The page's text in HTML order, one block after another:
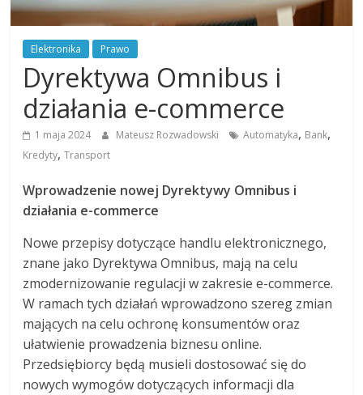
Elektronika Prawo
Dyrektywa Omnibus i
działania e-commerce
1 maja 2024 Mateusz Rozwadowski Automatyka, Bank,
Kredyty,Transport
Wprowadzenie nowej Dyrektywy Omnibus i
działania e-commerce
Nowe przepisy dotyczące handlu elektronicznego,
znane jako Dyrektywa Omnibus, mają na celu
zmodernizowanie regulacji w zakresie e-commerce.
W ramach tych działań wprowadzono szereg zmian
mających na celu ochronę konsumentów oraz
ułatwienie prowadzenia biznesu online.
Przedsiębiorcy będą musieli dostosować się do
nowych wymogów dotyczących informacji dla